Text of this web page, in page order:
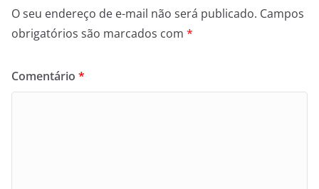
O seu endereço de e-mail não será publicado. Campos
obrigatórios são marcados com *
Comentário *